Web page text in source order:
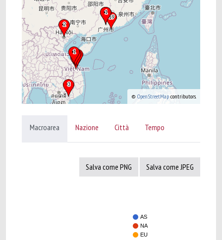
© OpenStreetMap contributors.
Macroarea Nazione Città Tempo
Salva come PNG Salva come JPEG
AS
NA
EU